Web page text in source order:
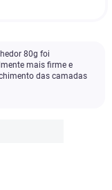
80g foi
mais firme e
das camadas